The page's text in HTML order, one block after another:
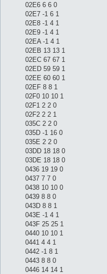
02E6 6 6 0
02E7 -1 6 1
02E8 -1 4 1
02E9 -1 4 1
02EA -1 4 1
02EB 13 13 1
02EC 67 67 1
02ED 59 59 1
02EE 60 60 1
02EF 8 8 1
02F0 10 10 1
02F1 2 2 0
02F2 2 2 1
035C 2 2 0
035D -1 16 0
035E 2 2 0
03DD 18 18 0
03DE 18 18 0
0436 19 19 0
0437 7 7 0
0438 10 10 0
0439 8 8 0
043D 8 8 1
043E -1 4 1
043F 25 25 1
0440 10 10 1
0441 4 4 1
0442 -1 8 1
0443 8 8 0
0446 14 14 1